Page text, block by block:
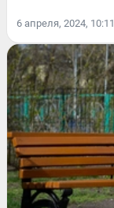
6 апреля, 2024, 10:11